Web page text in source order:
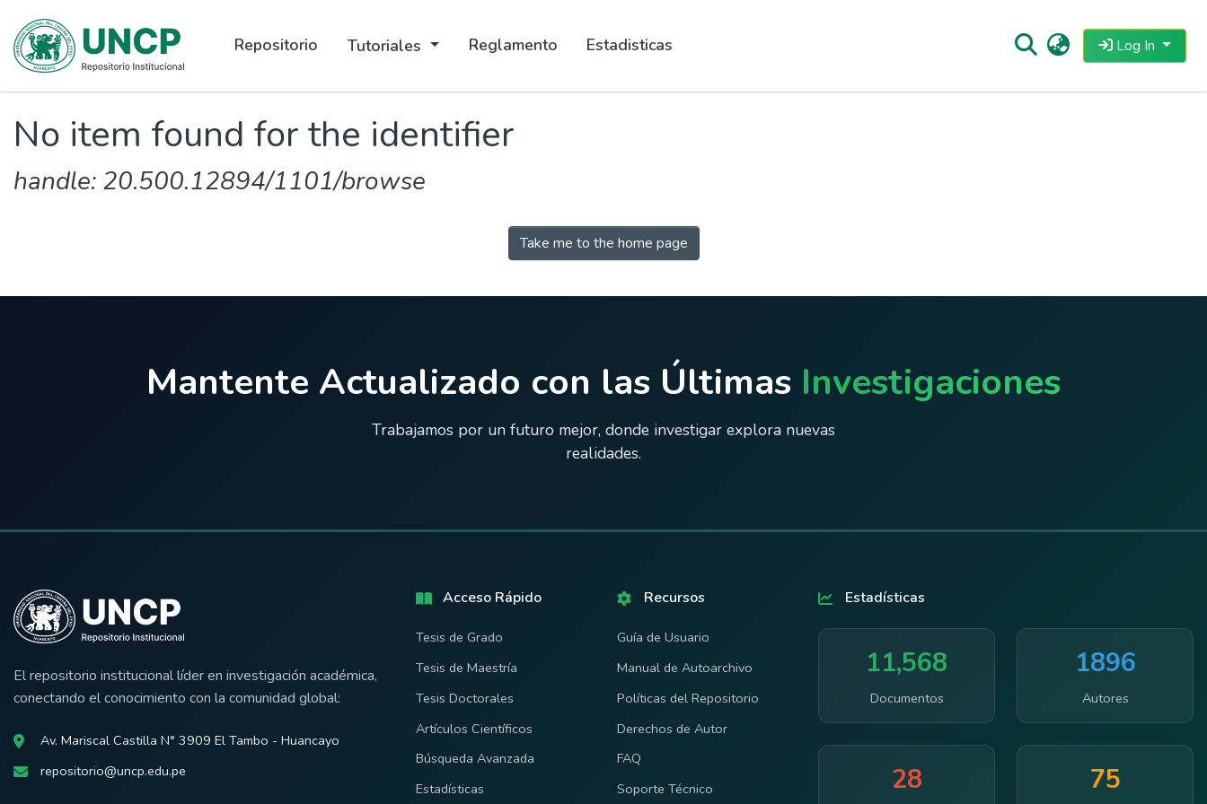
Repositorio Tutoriales Reglamento Estadisticas Log In
No item found for the identifier
handle: 20.500.12894/1101/browse
Take me to the home page
Mantente Actualizado con las Últimas Investigaciones
Trabajamos por un futuro mejor, donde investigar explora nuevas
realidades.
El repositorio institucional líder en investigación académica,
conectando el conocimiento con la comunidad global:
Av. Mariscal Castilla N° 3909 El Tambo - Huancayo
repositorio@uncp.edu.pe
Acceso Rápido
Tesis de Grado
Tesis de Maestría
Tesis Doctorales
Artículos Científicos
Búsqueda Avanzada
Estadísticas
Recursos
Guía de Usuario
Manual de Autoarchivo
Políticas del Repositorio
Derechos de Autor
FAQ
Soporte Técnico
Estadísticas
11,568
Documentos
1896
Autores
28 75